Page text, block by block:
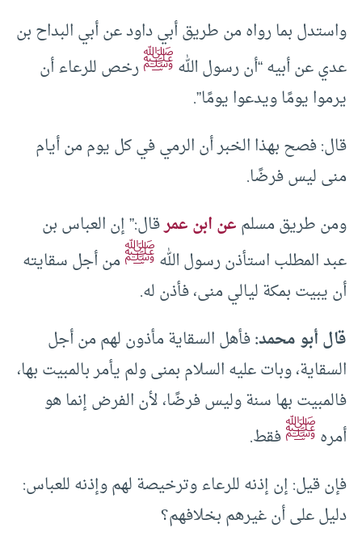
واستدل بما رواه من طريق أبي داود عن أبي البداح بن
عدي عن أبيه “أن رسول اللهﷺرخص للرعاء أن
يرموا يومًا ويدعوا يومًا”.
قال: فصح بهذا الخبر أن الرمي في كل يوم من أيام
منى ليس فرضًا.
ومن طريق مسلمعن ابن عمرقال:” إن العباس بن
عبد المطلب استأذن رسول اللهﷺمن أجل سقايته
أن يبيت بمكة ليالي منى، فأذن له.
قال أبو محمد:فأهل السقاية مأذون لهم من أجل
السقاية، وبات عليه السلام بمنى ولم يأمر بالمبيت بها،
فالمبيت بها سنة وليس فرضًا، لأن الفرض إنما هو
أمرهﷺفقط.
فإن قيل: إن إذنه للرعاء وترخيصة لهم وإذنه للعباس:
دليل على أن غيرهم بخلافهم؟